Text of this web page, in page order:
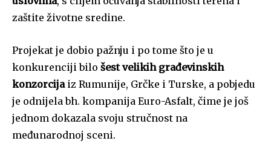
zaštite životne sredine.
Projekat je dobio pažnju i po tome što je u
konkurenciji bilo šest velikih građevinskih
konzorcijaiz Rumunije, Grčke i Turske, a pobjedu
je odnijela bh. kompanija Euro-Asfalt, čime je još
jednom dokazala svoju stručnost na
međunarodnoj sceni.